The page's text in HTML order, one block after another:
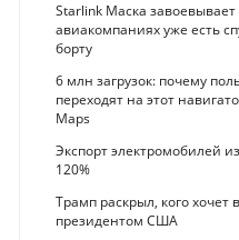
Starlink Маска
авиакомпаниях уже есть
борту
6 млн загрузок: почему
переходят на этот
Maps
Экспорт электромобилей
120%
Трамп раскрыл, кого
президентом США